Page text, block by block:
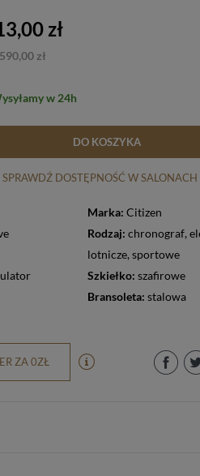
zł
zł
w 24h
DO KOSZYKA
SPRAWDŹ DOSTĘPNOŚĆ W SALONACH
Marka: Citizen
Rodzaj:chronograf,
lotnicze, sportowe
Szkiełko: szafirowe
Bransoleta: stalowa
ZA 0ZŁ